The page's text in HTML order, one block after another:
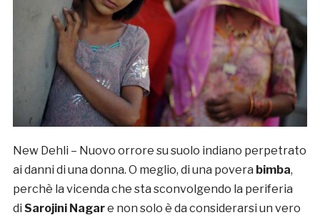
New Dehli – Nuovo orrore su suolo indiano perpetrato
ai danni di una donna. O meglio, di una povera bimba,
perchè la vicenda che sta sconvolgendo la periferia
di Sarojini Nagare non solo è da considerarsi un vero